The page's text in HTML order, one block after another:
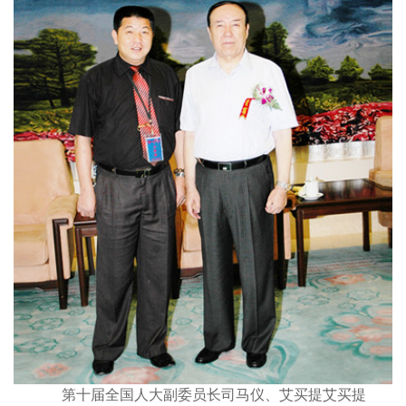
第十届全国人大副委员长司马仪、艾买提艾买提